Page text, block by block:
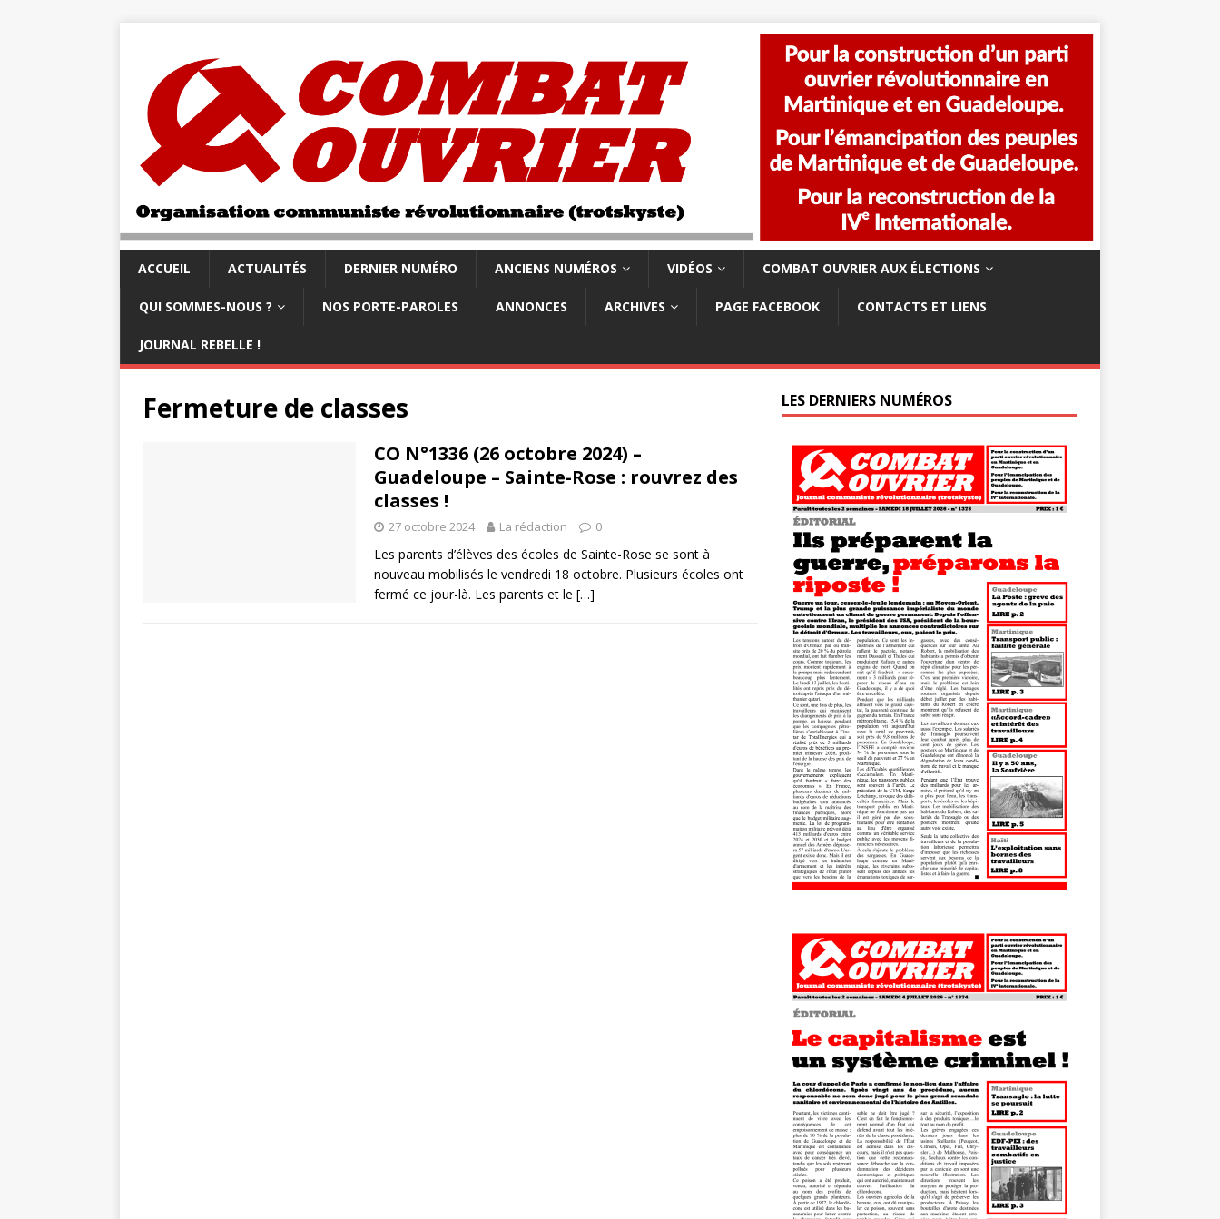
ACCUEIL ACTUALITÉS DERNIER NUMÉRO ANCIENS NUMÉROS VIDÉOS COMBAT OUVRIER AUX ÉLECTIONS
QUI SOMMES-NOUS ? NOS PORTE-PAROLES ANNONCES ARCHIVES PAGE FACEBOOK CONTACTS ET LIENS
JOURNAL REBELLE !
Fermeture de classes
CO N°1336 (26 octobre 2024) –
Guadeloupe – Sainte-Rose : rouvrez des
classes !
27 octobre 2024 La rédaction 0
Les parents d’élèves des écoles de Sainte-Rose se sont à
nouveau mobilisés le vendredi 18 octobre. Plusieurs écoles ont
fermé ce jour-là. Les parents et le […]
LES DERNIERS NUMÉROS